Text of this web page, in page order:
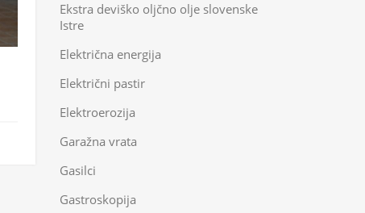
Ekstra deviško oljčno olje slovenske
Istre
Električna energija
Električni pastir
Elektroerozija
Garažna vrata
Gasilci
Gastroskopija